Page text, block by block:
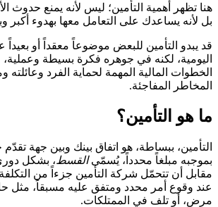
هنا تظهر أهمية التأمين؛ ليس لأنه يمنع حدوث
بل لأنه يساعدك على التعامل معها بهدوء أكبر
قد يبدو التأمين للبعض موضوعاً معقداً أو بعيداً
اليومية، لكنه في جوهره فكرة بسيطة
الخطوات المالية المهمة لحماية الفرد وعائلته
المخاطر المفاجئة.
ما هو التأمين؟
التأمين، ببساطة، هو اتفاق بينك وبين جهة
بموجبه مبلغاً محدداً، يُسمّىالقسط، بشكل
مقابل أن تتحمّل شركة التأمين جزءاً من التكلفة
عند وقوع أمر محدد ومتفق عليه مسبقاً، مثل
مرض، أو تلف في الممتلكات.